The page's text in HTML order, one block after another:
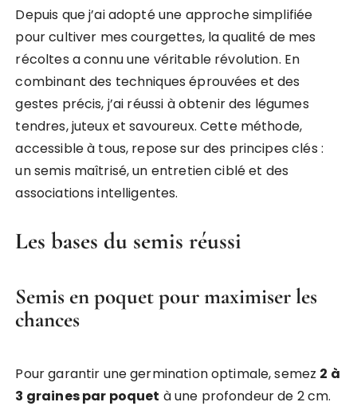
Depuis que j’ai adopté une approche simplifiée
pour cultiver mes courgettes, la qualité de mes
récoltes a connu une véritable révolution. En
combinant des techniques éprouvées et des
gestes précis, j’ai réussi à obtenir des légumes
tendres, juteux et savoureux. Cette méthode,
accessible à tous, repose sur des principes clés :
un semis maîtrisé, un entretien ciblé et des
associations intelligentes.
Les bases du semis réussi
Semis en poquet pour maximiser les
chances
Pour garantir une germination optimale, semez 2 à
3 graines par poquet à une profondeur de 2 cm.